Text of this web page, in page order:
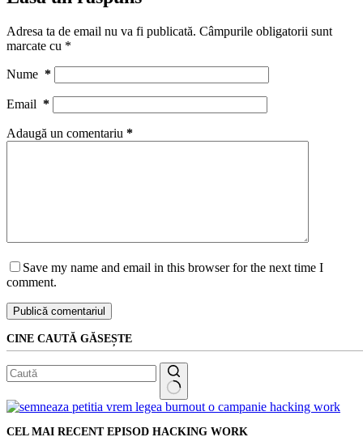
Adresa ta de email nu va fi publicată. Câmpurile obligatorii sunt
marcate cu *
Nume *
Email *
Adaugă un comentariu *
Save my name and email in this browser for the next time I
comment.
Publică comentariul
CINE CAUTĂ GĂSEȘTE
Niciun
CEL MAI RECENT EPISOD HACKING WORK